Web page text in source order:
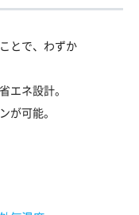
とで、わずか
ネ設計。
が可能。